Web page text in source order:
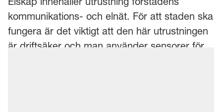
kommunikations- och elnät. För att staden ska
fungera är det viktigt att den här utrustningen
är driftsäker och man använder sensorer för